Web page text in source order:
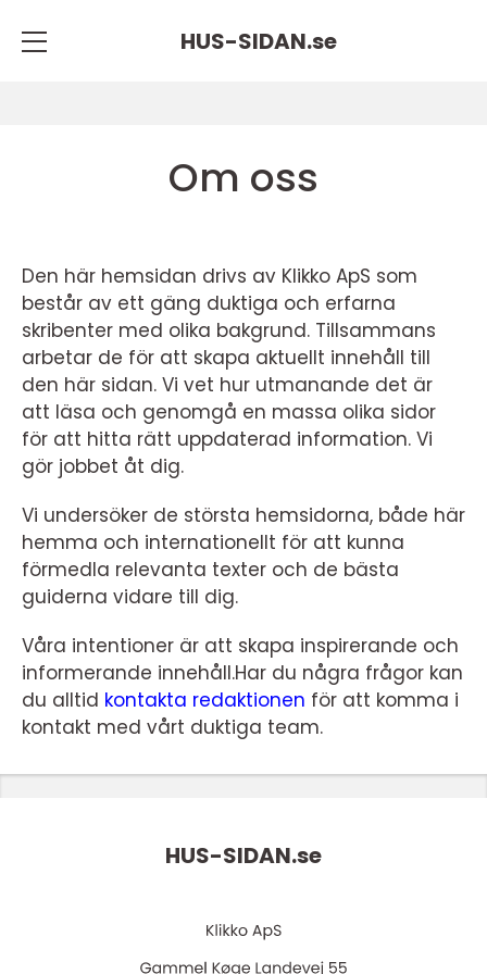
HUS-SIDAN.se
Om oss
Den här hemsidan drivs av Klikko ApS som
består av ett gäng duktiga och erfarna
skribenter med olika bakgrund. Tillsammans
arbetar de för att skapa aktuellt innehåll till
den här sidan. Vi vet hur utmanande det är
att läsa och genomgå en massa olika sidor
för att hitta rätt uppdaterad information. Vi
gör jobbet åt dig.
Vi undersöker de största hemsidorna, både här
hemma och internationellt för att kunna
förmedla relevanta texter och de bästa
guiderna vidare till dig.
Våra intentioner är att skapa inspirerande och
informerande innehåll.Har du några frågor kan
du alltid kontakta redaktionen för att komma i
kontakt med vårt duktiga team.
HUS-SIDAN.se